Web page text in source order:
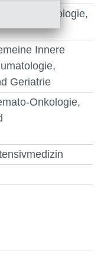
Angiologie,
Innere
Geriatrie
Onkologie,